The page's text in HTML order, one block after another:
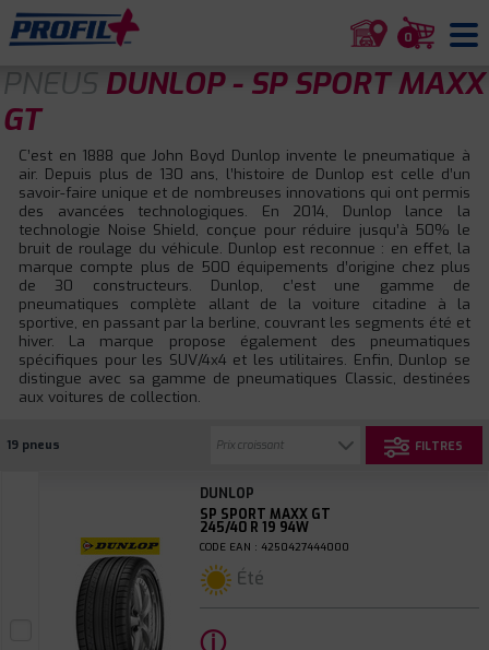
0
PNEUS DUNLOP - SP SPORT MAXX
GT
C’est en 1888 que John Boyd Dunlop invente le pneumatique à
air. Depuis plus de 130 ans, l’histoire de Dunlop est celle d’un
savoir-faire unique et de nombreuses innovations qui ont permis
des avancées technologiques. En 2014, Dunlop lance la
technologie Noise Shield, conçue pour réduire jusqu’à 50% le
bruit de roulage du véhicule. Dunlop est reconnue : en effet, la
marque compte plus de 500 équipements d’origine chez plus
de 30 constructeurs. Dunlop, c’est une gamme de
pneumatiques complète allant de la voiture citadine à la
sportive, en passant par la berline, couvrant les segments été et
hiver. La marque propose également des pneumatiques
spécifiques pour les SUV/4x4 et les utilitaires. Enfin, Dunlop se
distingue avec sa gamme de pneumatiques Classic, destinées
aux voitures de collection.
19 pneus FILTRES
DUNLOP
SP SPORT MAXX GT
245/40 R 19 94W
CODE EAN : 4250427444000
Été